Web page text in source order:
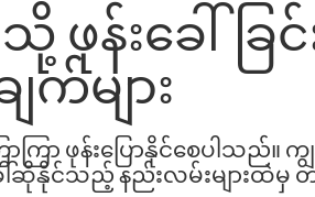
သို့ ဖုန်းခေါ်ခ
က်များ
ကြာ ဖုန်းပြောနိုင်စေပါသည်
ါ်ဆိုနိုင်သည့် နည်းလမ်းများထဲမှ